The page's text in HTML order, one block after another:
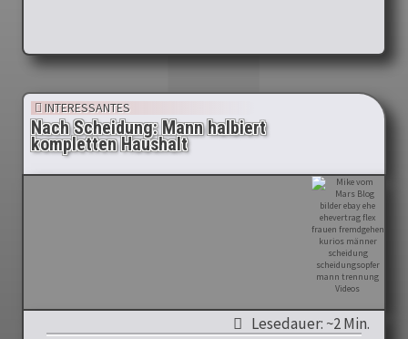
INTERESSANTES
Nach Scheidung: Mann halbiert
kompletten Haushalt
Lesedauer: ~2 Min.